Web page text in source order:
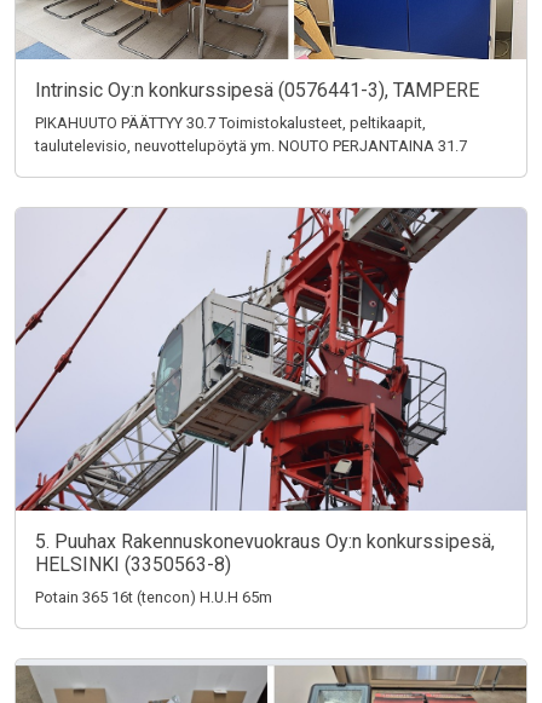
Intrinsic Oy:n konkurssipesä (0576441-3), TAMPERE
PIKAHUUTO PÄÄTTYY 30.7 Toimistokalusteet, peltikaapit,
taulutelevisio, neuvottelupöytä ym. NOUTO PERJANTAINA 31.7
5. Puuhax Rakennuskonevuokraus Oy:n konkurssipesä,
HELSINKI (3350563-8)
Potain 365 16t (tencon) H.U.H 65m